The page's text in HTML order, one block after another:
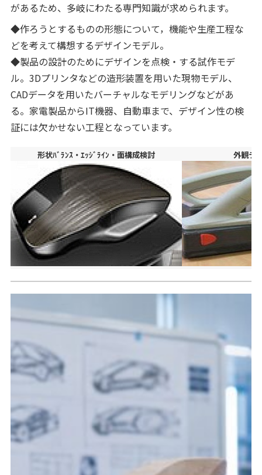
があるため、多岐にわたる専門知識が求められます。
◆作ろうとするものの形態について，機能や生産工程な
どを考えて構想するデザインモデル。
◆製品の設計のためにデザインを点検・する試作モデ
ル。3Dプリンタなどの造形装置を用いた現物モデル、
CADデータを用いたバーチャルなモデリングなどがあ
る。家電製品からIT機器、自動車まで、デザイン性の検
証には欠かせない工程となっています。
形状ﾊﾞﾗﾝｽ・ｴｯｼﾞﾗｲﾝ・面構成検討 外観デ